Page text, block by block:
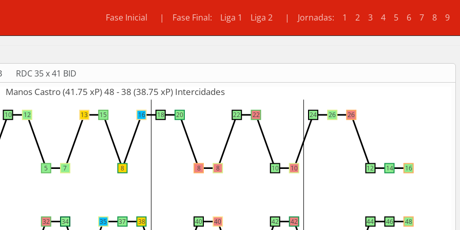
Fase Inicial | Fase Final: Liga 1 Liga 2 | Jornadas: 1 2 3 4 5 6 7 8 9
RDC 35 x 41 BID
Manos Castro (41.75 xP) 48 - 38 (38.75 xP) Intercidades
10 12
5 7
13 15
8
16 18 20
8 8
22 22
10 10
24 26 26
12 14 16
32 34 35 37 38 40 40 42 42 44 46 48